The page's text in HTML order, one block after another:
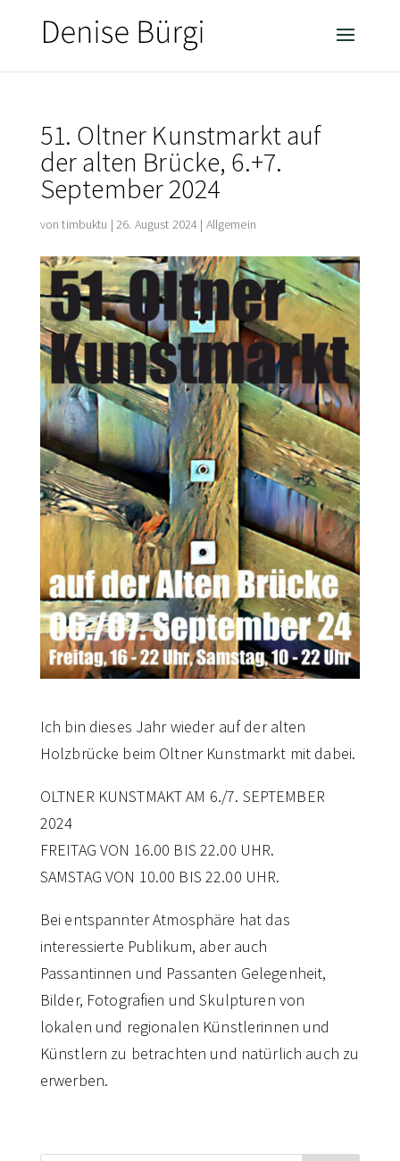
51. Oltner Kunstmarkt auf
der alten Brücke, 6.+7.
September 2024
vontimbuktu | 26. August 2024 | Allgemein
Ich bin dieses Jahr wieder auf der alten
Holzbrücke beim Oltner Kunstmarkt mit dabei.
OLTNER KUNSTMAKT AM 6./7. SEPTEMBER
2024
FREITAG VON 16.00 BIS 22.00 UHR.
SAMSTAG VON 10.00 BIS 22.00 UHR.
Bei entspannter Atmosphäre hat das
interessierte Publikum, aber auch
Passantinnen und Passanten Gelegenheit,
Bilder, Fotografien und Skulpturen von
lokalen und regionalen Künstlerinnen und
Künstlern zu betrachten und natürlich auch zu
erwerben.